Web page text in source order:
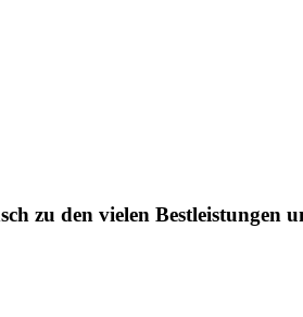
zu den vielen Bestleistungen